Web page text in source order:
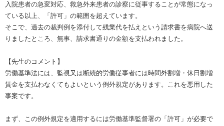
入院患者の急変対応、救急外来患者の診察に従事することが常態になっ
ている以上、「許可」の範囲を超えています。
そこで、過去の裁判例を添付して残業代を払えという請求書を病院へ送
りましたところ、無事、請求書通りの金額を支払われました。
【先生のコメント】
労働基準法には、監視又は断続的労働従事者には時間外割増・休日割増
賃金を支払わなくてもよいという例外規定があります。これを悪用した
事案です。
まず、この例外規定を適用するには労働基準監督署の「許可」が必要で